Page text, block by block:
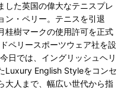
した英国の偉大なテニスプレ
ン・ペリー。テニスを引退
桂樹マークの使用許可を正式
ペリースポーツウェア社を設
日では、イングリッシュヘリ
Luxury English Styleをコンセ
大人まで、幅広い世代から指